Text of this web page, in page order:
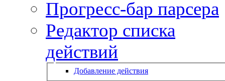
Прогресс-бар парсера
Редактор списка
действий
Добавление действия